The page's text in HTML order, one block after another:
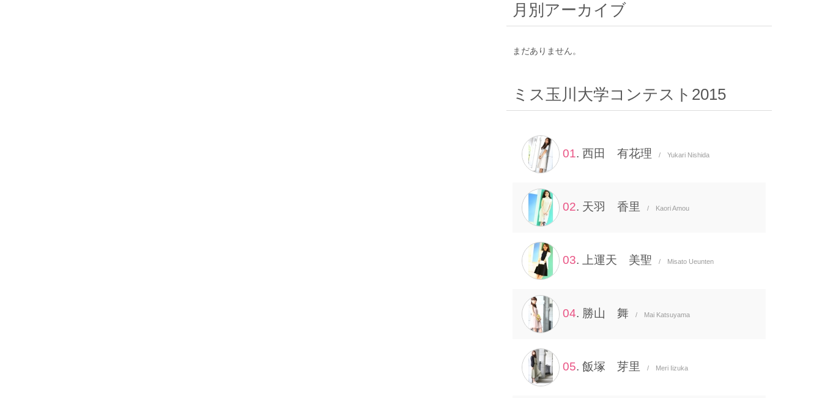
月別アーカイブ
まだありません。
ミス玉川大学コンテスト2015
01. 西田 有花理 / Yukari Nishida
02. 天羽 香里 / Kaori Amou
03. 上運天 美聖 / Misato Ueunten
04. 勝山 舞 / Mai Katsuyama
05. 飯塚 芽里 / Meri Iizuka